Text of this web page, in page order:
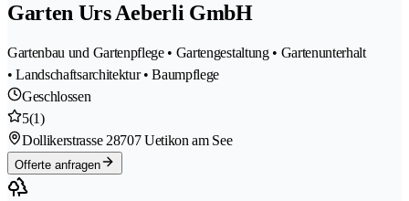
Garten Urs Aeberli GmbH
Gartenbau und Gartenpflege • Gartengestaltung • Gartenunterhalt
• Landschaftsarchitektur • Baumpflege
Geschlossen
5(1)
Dollikerstrasse 28707 Uetikon am See
Offerte anfragen